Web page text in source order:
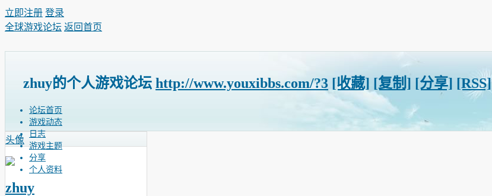
立即注册 登录
全球游戏论坛 返回首页
zhuy的个人游戏论坛 http://www.youxibbs.com/?3 [收藏] [复制] [分享] [RSS]
论坛首页
游戏动态
日志
游戏主题
分享
个人资料
头像
zhuy